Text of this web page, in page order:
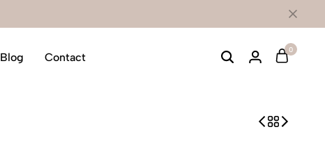
Blog Contact
0